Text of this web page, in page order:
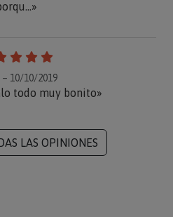
– 10/10/2019
todo muy bonito»
LAS OPINIONES